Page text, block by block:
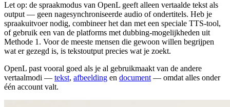
Let op: de spraakmodus van OpenL geeft alleen vertaalde tekst als
output — geen nagesynchroniseerde audio of ondertitels. Heb je
spraakuitvoer nodig, combineer het dan met een speciale TTS-tool,
of gebruik een van de platforms met dubbing-mogelijkheden uit
Methode 1. Voor de meeste mensen die gewoon willen begrijpen
wat er gezegd is, is tekstoutput precies wat je zoekt.
OpenL past vooral goed als je al gebruikmaakt van de andere
vertaalmodi — tekst, afbeelding en document — omdat alles onder
één account valt.